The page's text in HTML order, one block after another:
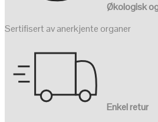
Økologisk
Sertifisert av anerkjente organer
Enkel retur